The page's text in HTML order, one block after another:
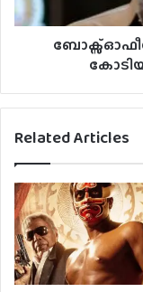
Related Articles